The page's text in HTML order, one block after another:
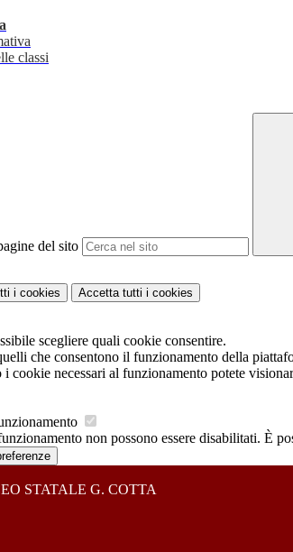
classi
del sito
i cookies Accetta tutti i cookies
scegliere quali cookie consentire.
che consentono il funzionamento della
i cookie necessari al funzionamento potete
non possono essere disabilitati. È
STATALE G. COTTA